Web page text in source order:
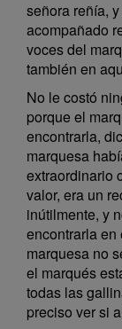
señora reñía,
acompañado
voces del
también en
No le costó
porque el
encontrarla,
marquesa
extraordinario
valor, era un
inútilmente, y
encontrarla
marquesa no
el marqués
todas las
preciso ver si